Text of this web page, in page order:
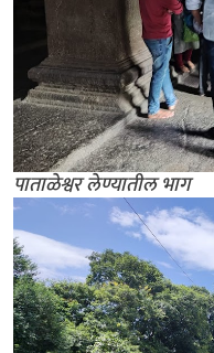
पाताळेश्वर लेण्यातील भाग